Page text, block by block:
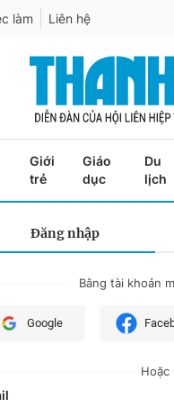
làm Liên hệ
Giới
trẻ
Giáo
dục
Du
lịch
Đăng nhập
Bằng tài khoản
Google
Hoặc